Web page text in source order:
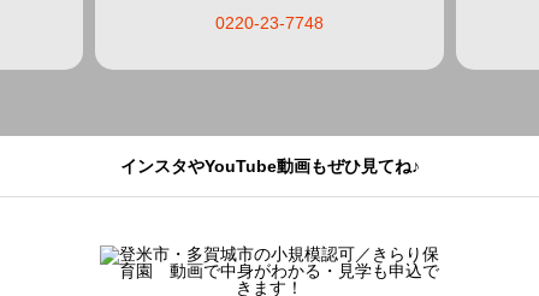
0220-23-7748
インスタやYouTube動画もぜひ見てね♪